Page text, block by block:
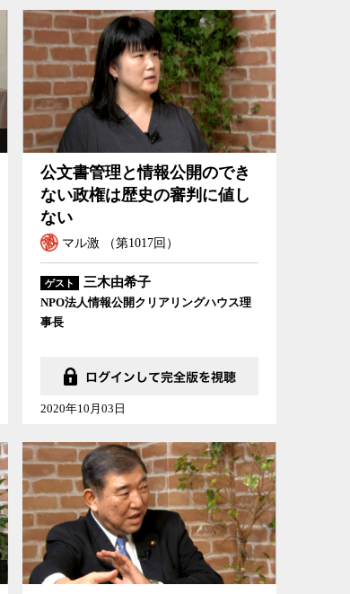
公文書管理と情報公開のでき
ない政権は歴史の審判に値し
ない
マル激 （第1017回）
ゲスト 三木由希子
NPO法人情報公開クリアリングハウス理
事長
2020年10月03日